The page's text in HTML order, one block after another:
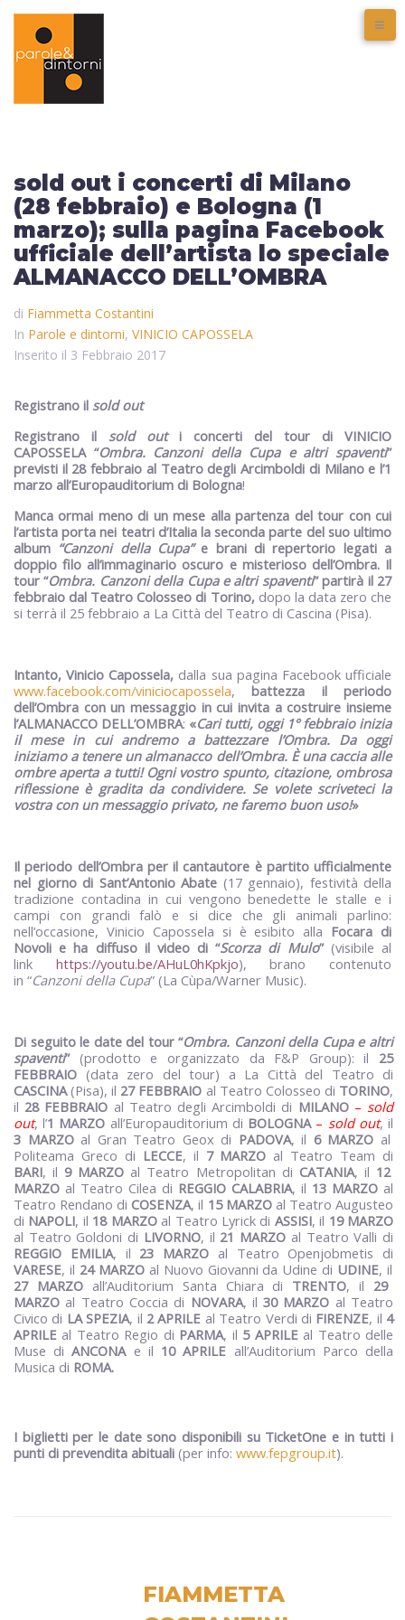
sold out i concerti di Milano
(28 febbraio) e Bologna (1
marzo); sulla pagina Facebook
ufficiale dell’artista lo speciale
ALMANACCO DELL’OMBRA
di Fiammetta Costantini
In Parole e dintorni, VINICIO CAPOSSELA
Inserito il 3 Febbraio 2017
Registrano il sold out
Registrano il sold out
i concerti del tour di VINICIO
CAPOSSELA “Ombra. Canzoni della Cupa e altri spaventi”
previsti il 28 febbraio al Teatro degli Arcimboldi di Milano e l’1
marzo all’Europauditorium di Bologna!
Manca ormai meno di un mese alla partenza del tour con cui
l’artista porta nei teatri d’Italia la seconda parte del suo ultimo
album “Canzoni della Cupa” e brani di repertorio legati a
doppio filo all’immaginario oscuro e misterioso dell’Ombra. Il
tour “Ombra. Canzoni della Cupa e altri spaventi”partirà il 27
febbraio dal Teatro Colosseo di Torino, dopo la data zero che
si terrà il 25 febbraio a La Città del Teatro di Cascina (Pisa).
Intanto, Vinicio Capossela, dalla sua pagina Facebook ufficiale
www.facebook.com/viniciocapossela,battezza il periodo
dell’Ombra con un messaggio in cui invita a costruire insieme
l’ALMANACCO DELL’OMBRA: «Cari tutti, oggi 1° febbraio inizia
il mese in cui andremo a battezzare l’Ombra. Da oggi
iniziamo a tenere un almanacco dell’Ombra. È una caccia alle
ombre aperta a tutti! Ogni vostro spunto, citazione, ombrosa
riflessione è gradita da condividere. Se volete scriveteci la
vostra con un messaggio privato, ne faremo buon uso!»
Il periodo dell’Ombra per il cantautore è partito ufficialmente
nel giorno di Sant’Antonio Abate (17 gennaio), festività della
tradizione contadina in cui vengono benedette le stalle e i
campi con grandi falò e si dice che gli animali parlino:
nell’occasione, Vinicio Capossela si è esibito alla Focara di
Novoli e ha diffuso il video di “Scorza di Mulo” (visibile al
link https://youtu.be/AHuL0hKpkjo), brano contenuto
in “Canzoni della Cupa” (La Cùpa/Warner Music).
Di seguito le date del tour“Ombra. Canzoni della Cupa e altri
spaventi” (prodotto e organizzato da F&P Group): il 25
FEBBRAIO (data zero del tour) a La Città del Teatro di
CASCINA(Pisa), il 27 FEBBRAIO al Teatro Colosseo di TORINO,
il 28 FEBBRAIO al Teatro degli Arcimboldi di MILANO – sold
out, l’1 MARZO all’Europauditorium di BOLOGNA – sold out, il
3 MARZO al Gran Teatro Geox di PADOVA, il 6 MARZO al
Politeama Greco di LECCE, il 7 MARZO al Teatro Team di
BARI, il 9 MARZO al Teatro Metropolitan di CATANIA, il 12
MARZO al Teatro Cilea di REGGIO CALABRIA, il 13 MARZO al
Teatro Rendano di COSENZA, il 15 MARZO al Teatro Augusteo
di NAPOLI, il 18 MARZO al Teatro Lyrick di ASSISI, il 19 MARZO
al Teatro Goldoni di LIVORNO, il 21 MARZO al Teatro Valli di
REGGIO EMILIA, il 23 MARZO al Teatro Openjobmetis di
VARESE, il 24 MARZO al Nuovo Giovanni da Udine di UDINE, il
27 MARZO all’Auditorium Santa Chiara di TRENTO, il 29
MARZO al Teatro Coccia di NOVARA, il 30 MARZO al Teatro
Civico di LA SPEZIA, il 2 APRILE al Teatro Verdi di FIRENZE, il 4
APRILE al Teatro Regio di PARMA, il 5 APRILE al Teatro delle
Muse di ANCONA e il 10 APRILE all’Auditorium Parco della
Musica di ROMA.
I biglietti per le date sono disponibili su TicketOne e in tutti i
punti di prevendita abituali (per info: www.fepgroup.it).
FIAMMETTA